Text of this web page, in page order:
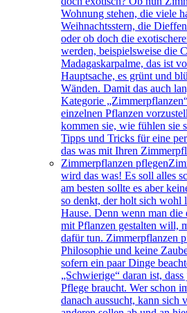
Wohnung stehen, die viele
Weihnachtsstern, die
oder ob doch die
werden, beispielsweise die
Madagaskarpalme, das ist
Hauptsache, es grünt und
Wänden. Damit das auch
Kategorie
einzelnen Pflanzen
kommen sie, wie fühlen sie
Tipps und Tricks für eine
das was mit Ihren
Zimmerpflanzen pflegen
wird das was! Es soll alles
am besten sollte es aber
so denkt, der holt sich wohl
Hause. Denn wenn man die
mit Pflanzen gestalten will,
dafür tun. Zimmerpflanzen
Philosophie und keine
sofern ein paar Dinge
„Schwierige“ daran ist,
Pflege braucht. Wer schon
danach aussucht, kann sich